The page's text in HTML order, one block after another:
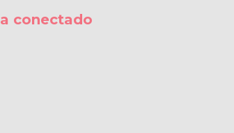
conectado